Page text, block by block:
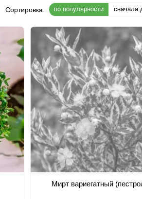
Сортировка: по популярности сначала
Мирт вариегатный